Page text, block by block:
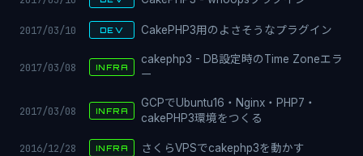
2017/03/10 DEV CakePHP3用のよさそうなプラグイン
2017/03/08 INFRA
cakephp3 - DB設定時のTime Zoneエラ
ー
2017/03/08 INFRA
GCPでUbuntu16・Nginx・PHP7・
cakePHP3環境をつくる
2016/12/28 INFRA さくらVPSでcakephp3を動かす